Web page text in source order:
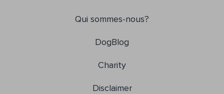
Qui sommes-nous?
DogBlog
Charity
Disclaimer